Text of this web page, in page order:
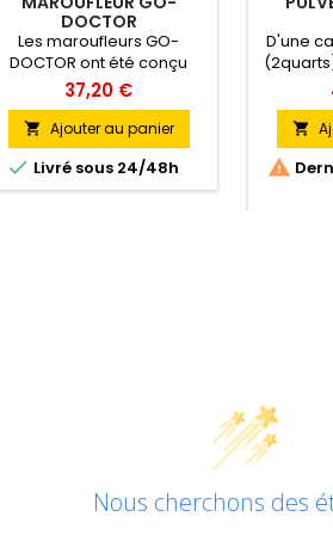
DOCTOR
Les maroufleurs GO-
DOCTOR ont été conçu
pour un meilleur confort
d’utilisation et une efficacité
optimale. Le manche à
structure en « I » permet
une préhension parfaite.
37,20 €
 Ajouter au panier
 Livré sous 24/48h
D'une
est
robuste


Nous cherchons des